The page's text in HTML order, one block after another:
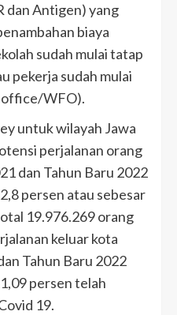
dan Antigen) yang
biaya
sudah mulai tatap
pekerja sudah mulai
WFO).
untuk wilayah Jawa
perjalanan orang
dan Tahun Baru 2022
persen atau sebesar
19.976.269 orang
keluar kota
Tahun Baru 2022
persen telah
19.